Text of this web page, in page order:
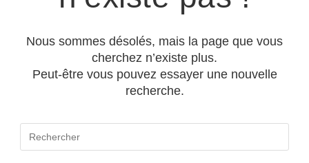
Nous sommes désolés, mais la page que vous
cherchez n’existe plus.
Peut-être vous pouvez essayer une nouvelle
recherche.